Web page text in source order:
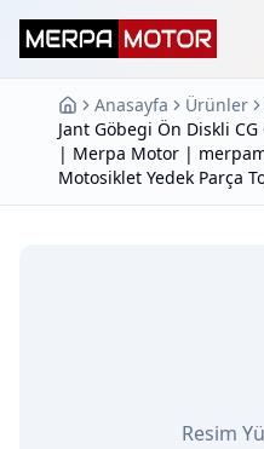
Anasayfa Ürünler
Jant Göbegi Ön Diskli
| Merpa Motor |
Motosiklet Yedek Parça
Resim